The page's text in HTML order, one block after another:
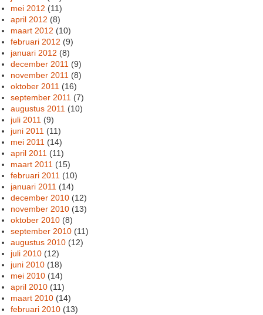
mei 2012 (11)
april 2012 (8)
maart 2012 (10)
februari 2012 (9)
januari 2012 (8)
december 2011 (9)
november 2011 (8)
oktober 2011 (16)
september 2011 (7)
augustus 2011 (10)
juli 2011 (9)
juni 2011 (11)
mei 2011 (14)
april 2011 (11)
maart 2011 (15)
februari 2011 (10)
januari 2011 (14)
december 2010 (12)
november 2010 (13)
oktober 2010 (8)
september 2010 (11)
augustus 2010 (12)
juli 2010 (12)
juni 2010 (18)
mei 2010 (14)
april 2010 (11)
maart 2010 (14)
februari 2010 (13)